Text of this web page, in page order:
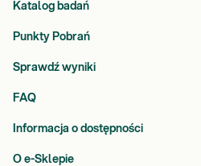
Katalog badań
Punkty Pobrań
Sprawdź wyniki
FAQ
Informacja o dostępności
O e-Sklepie